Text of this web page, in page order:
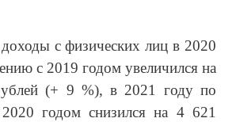
с физических лиц в 2020
с 2019 годом увеличился на
(+ 9 %), в 2021 году по
годом снизился на 4 621